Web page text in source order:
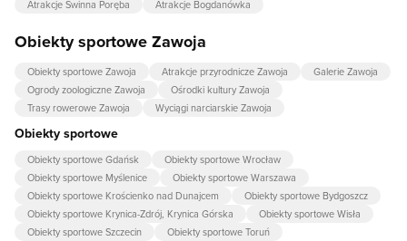
Atrakcje Świnna Poręba Atrakcje Bogdanówka
Obiekty sportowe Zawoja
Obiekty sportowe Zawoja Atrakcje przyrodnicze Zawoja
Galerie Zawoja
Ogrody zoologiczne Zawoja
Ośrodki kultury Zawoja
Trasy rowerowe Zawoja
Wyciągi narciarskie Zawoja
Obiekty sportowe
Obiekty sportowe Gdańsk
Obiekty sportowe Wrocław
Obiekty sportowe Myślenice
Obiekty sportowe Warszawa
Obiekty sportowe Krościenko nad Dunajcem
Obiekty sportowe Bydgoszcz
Obiekty sportowe Krynica-Zdrój, Krynica Górska
Obiekty sportowe Wisła
Obiekty sportowe Szczecin
Obiekty sportowe Toruń